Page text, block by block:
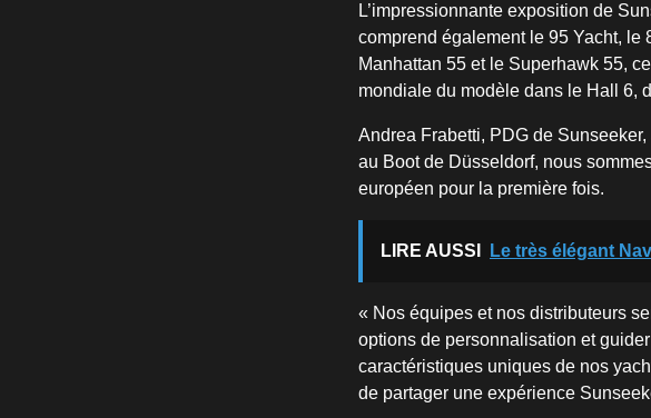
L’impressionnante exposition de
comprend également le 95 Yacht, le
Manhattan 55 et le Superhawk 55,
mondiale du modèle dans le Hall 6,
Andrea Frabetti, PDG de
au Boot de Düsseldorf, nous
européen pour la première fois.
LIRE AUSSI Le très élégant
« Nos équipes et nos distributeurs
options de personnalisation et
caractéristiques uniques de nos
de partager une expérience